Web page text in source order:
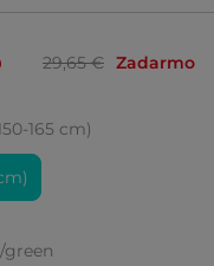
29,65 € Zadarmo
165 cm)
green